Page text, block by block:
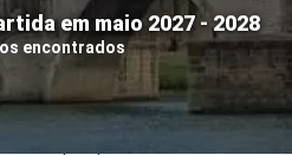
em maio 2027 - 2028
encontrados
Companhias